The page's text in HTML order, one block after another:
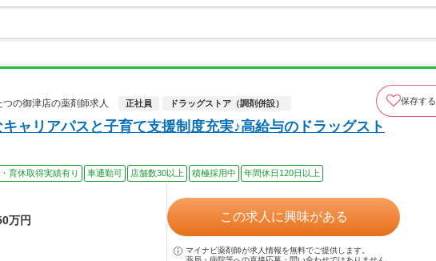
の御津店の薬剤師求人
正社員 ドラッグストア（調剤併設） 保存する
キャリアパスと子育て支援制度充実♪高給与のドラッグスト
育休取得実績有り 車通勤可 店舗数30以上 積極採用中 年間休日120日以上
万円
この求人に興味がある
マイナビ薬剤師が求人情報を無料でご提供します。